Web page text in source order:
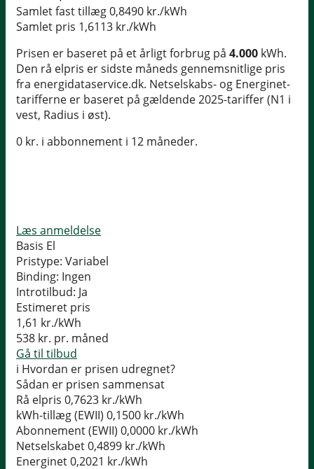
Samlet fast tillæg0,8490 kr./kWh
Samlet pris 1,6113 kr./kWh
Prisen er baseret på et årligt forbrug på 4.000 kWh.
Den rå elpris er sidste måneds gennemsnitlige pris
fra energidataservice.dk. Netselskabs- og Energinet-
tarifferne er baseret på gældende 2025-tariffer (N1 i
vest, Radius i øst).
0 kr. i abbonnement i 12 måneder.
Læs anmeldelse
Basis El
Pristype: Variabel
Binding: Ingen
Introtilbud: Ja
Estimeret pris
1,61 kr./kWh
538 kr. pr. måned
Gå til tilbud
i Hvordan er prisen udregnet?
Sådan er prisen sammensat
Rå elpris 0,7623 kr./kWh
kWh-tillæg (EWII) 0,1500 kr./kWh
Abonnement (EWII) 0,0000 kr./kWh
Netselskabet0,4899 kr./kWh
Energinet0,2021 kr./kWh